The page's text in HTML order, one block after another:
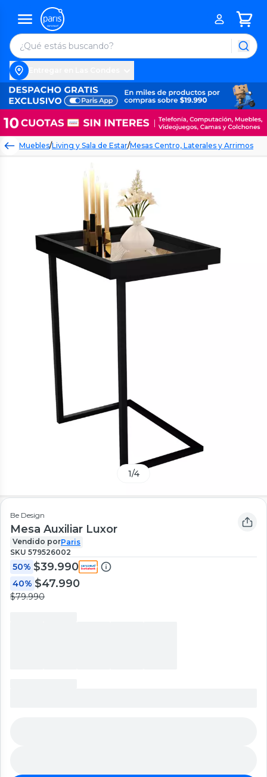
Muebles/Living y Sala de Estar/Mesas Centro, Laterales y Arrimos
1/4
Be Design
Mesa Auxiliar Luxor
Vendido porParis
SKU 579526002
50% $39.990
40% $47.990
$79.990